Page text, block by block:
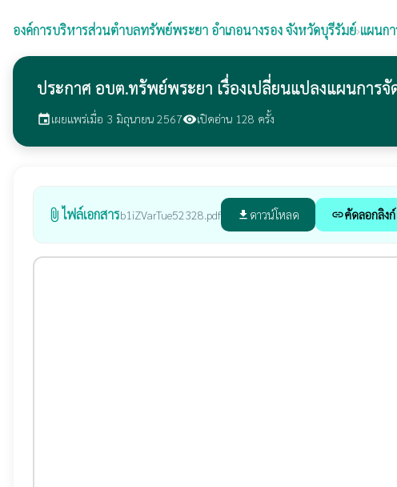
องค์การบริหารส่วนตำบลทรัพย์พระยา อำเภอนางรอง จังหวัดบุรีรัมย์›แผนก
ประกาศ อบต.ทรัพย์พระยา เรื่องเปลี่ยนแปลงแผนการ
eventเผยแพร่เมื่อ 3 มิถุนายน 2567visibilityเปิดอ่าน 128 ครั้ง
attach_file ไฟล์เอกสารb1iZVarTue52328.pdf file_download ดาวน์โหลด linkคัดลอกลิงก์